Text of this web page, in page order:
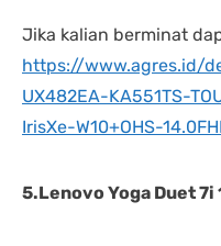
Jika kalian berminat
https://www.agres.id/
UX482EA-KA551TS-
IrisXe-W10+OHS-
5.Lenovo Yoga Duet 7i